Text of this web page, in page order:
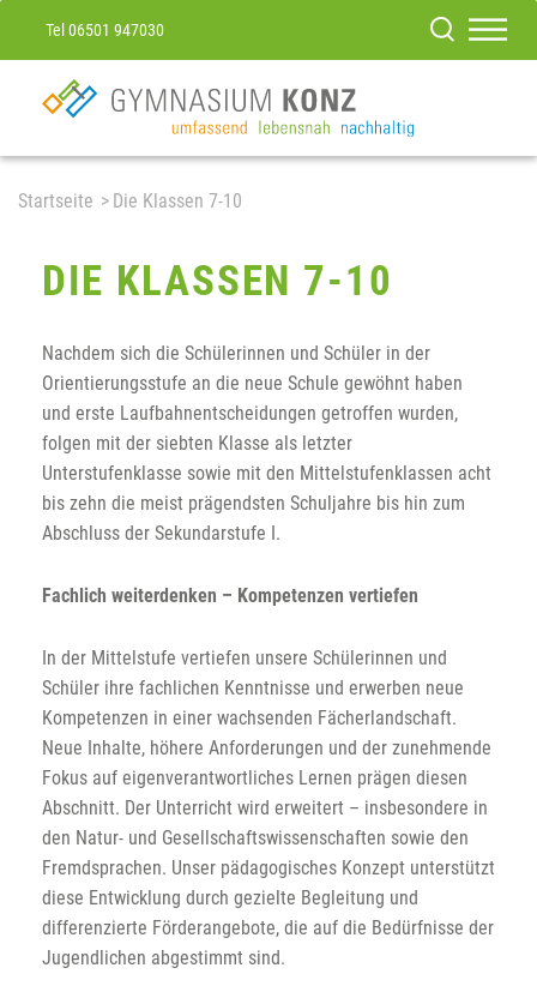
Tel 06501 947030
Startseite Die Klassen 7-10
DIE KLASSEN 7-10
Nachdem sich die Schülerinnen und Schüler in der
Orientierungsstufe an die neue Schule gewöhnt haben
und erste Laufbahnentscheidungen getroffen wurden,
folgen mit der siebten Klasse als letzter
Unterstufenklasse sowie mit den Mittelstufenklassen acht
bis zehn die meist prägendsten Schuljahre bis hin zum
Abschluss der Sekundarstufe I.
Fachlich weiterdenken – Kompetenzen vertiefen
In der Mittelstufe vertiefen unsere Schülerinnen und
Schüler ihre fachlichen Kenntnisse und erwerben neue
Kompetenzen in einer wachsenden Fächerlandschaft.
Neue Inhalte, höhere Anforderungen und der zunehmende
Fokus auf eigenverantwortliches Lernen prägen diesen
Abschnitt. Der Unterricht wird erweitert – insbesondere in
den Natur- und Gesellschaftswissenschaften sowie den
Fremdsprachen. Unser pädagogisches Konzept unterstützt
diese Entwicklung durch gezielte Begleitung und
differenzierte Förderangebote, die auf die Bedürfnisse der
Jugendlichen abgestimmt sind.